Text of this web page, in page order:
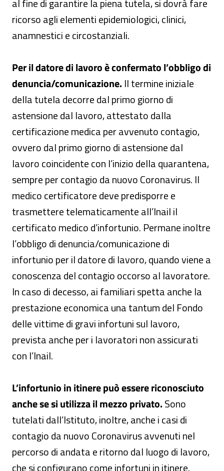
al fine di garantire la piena tutela, si dovrà fare
ricorso agli elementi epidemiologici, clinici,
anamnestici e circostanziali.
Per il datore di lavoro è confermato l’obbligo di
denuncia/comunicazione. Il termine iniziale
della tutela decorre dal primo giorno di
astensione dal lavoro, attestato dalla
certificazione medica per avvenuto contagio,
ovvero dal primo giorno di astensione dal
lavoro coincidente con l’inizio della quarantena,
sempre per contagio da nuovo Coronavirus. Il
medico certificatore deve predisporre e
trasmettere telematicamente all’Inail il
certificato medico d’infortunio. Permane inoltre
l’obbligo di denuncia/comunicazione di
infortunio per il datore di lavoro, quando viene a
conoscenza del contagio occorso al lavoratore.
In caso di decesso, ai familiari spetta anche la
prestazione economica una tantum del Fondo
delle vittime di gravi infortuni sul lavoro,
prevista anche per i lavoratori non assicurati
con l’Inail.
L’infortunio in itinere può essere riconosciuto
anche se si utilizza il mezzo privato.Sono
tutelati dall’Istituto, inoltre, anche i casi di
contagio da nuovo Coronavirus avvenuti nel
percorso di andata e ritorno dal luogo di lavoro,
che si configurano come infortuni in itinere.